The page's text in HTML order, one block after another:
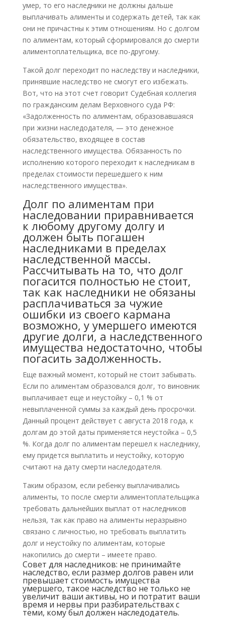
умер, то его наследники не должны дальше
выплачивать алименты и содержать детей, так как
они не причастны к этим отношениям. Но с долгом
по алиментам, который сформировался до смерти
алиментоплательщика, все по-другому.
Такой долг переходит по наследству и наследники,
принявшие наследство не смогут его избежать.
Вот, что на этот счет говорит Судебная коллегия
по гражданским делам Верховного суда РФ:
«Задолженность по алиментам, образовавшаяся
при жизни наследодателя, — это денежное
обязательство, входящее в состав
наследственного имущества. Обязанность по
исполнению которого переходит к наследникам в
пределах стоимости перешедшего к ним
наследственного имущества».
Долг по алиментам при
наследовании приравнивается
к любому другому долгу и
должен быть погашен
наследниками в пределах
наследственной массы.
Рассчитывать на то, что долг
погасится полностью не стоит,
так как наследники не обязаны
расплачиваться за чужие
ошибки из своего кармана
возможно, у умершего имеются
другие долги, а наследственного
имущества недостаточно, чтобы
погасить задолженность.
Еще важный момент, который не стоит забывать.
Если по алиментам образовался долг, то виновник
выплачивает еще и неустойку – 0,1 % от
невыплаченной суммы за каждый день просрочки.
Данный процент действует с августа 2018 года, к
долгам до этой даты применяется неустойка – 0,5
%. Когда долг по алиментам перешел к наследнику,
ему придется выплатить и неустойку, которую
считают на дату смерти наследодателя.
Таким образом, если ребенку выплачивались
алименты, то после смерти алиментоплательщика
требовать дальнейших выплат от наследников
нельзя, так как право на алименты неразрывно
связано с личностью, но требовать выплатить
долг и неустойку по алиментам, которые
накопились до смерти – имеете право.
Совет для наследников: не принимайте
наследство, если размер долгов равен или
превышает стоимость имущества
умершего, такое наследство не только не
увеличит ваши активы, но и потратит ваши
время и нервы при разбирательствах с
теми, кому был должен наследодатель.